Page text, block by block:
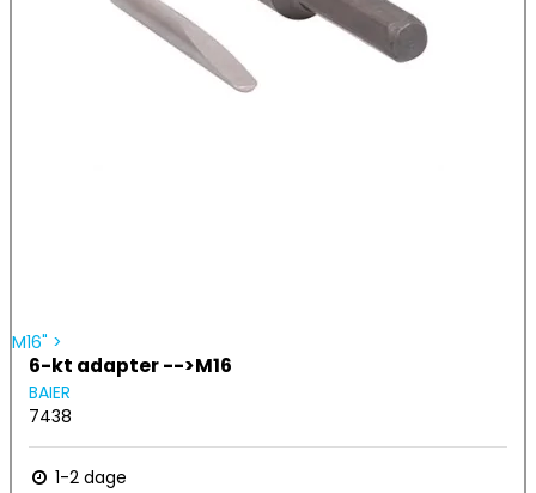
M16" >
6-kt adapter -->M16
BAIER
7438
1-2 dage